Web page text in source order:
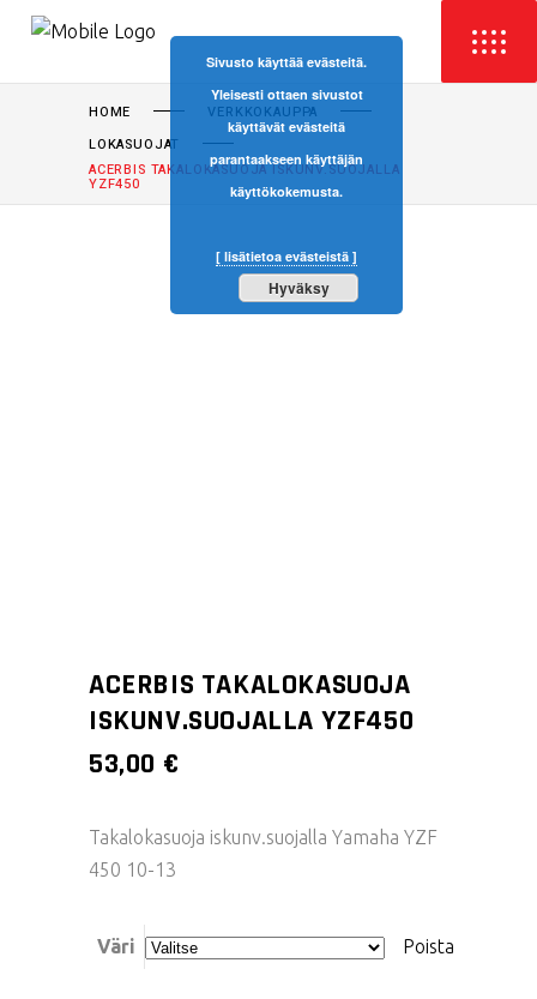
HOME
VERKKOKAUPPA
LOKASUOJAT
ACERBIS TAKALOKASUOJA ISKUNV.SUOJALLA
YZF450
ACERBIS TAKALOKASUOJA
ISKUNV.SUOJALLA YZF450
53,00 €
Takalokasuoja iskunv.suojalla Yamaha YZF
450 10-13
Väri Poista
Sivusto käyttää evästeitä.
Yleisesti ottaen sivustot
käyttävät evästeitä
parantaakseen käyttäjän
käyttökokemusta.
[ lisätietoa evästeistä ]
Hyväksy